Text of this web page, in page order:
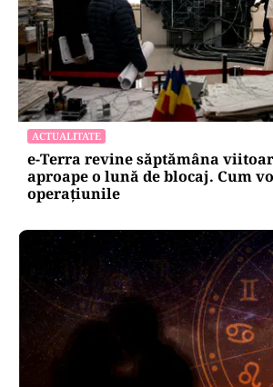
ACTUALITATE
e-Terra revine săptămâna
aproape o lună de blocaj. Cum
operațiunile